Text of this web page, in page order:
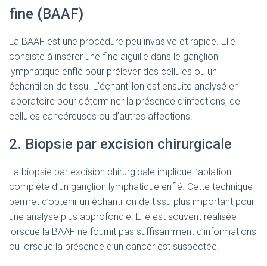
fine (BAAF)
La BAAF est une procédure peu invasive et rapide. Elle
consiste à insérer une fine aiguille dans le ganglion
lymphatique enflé pour prélever des cellules ou un
échantillon de tissu. L’échantillon est ensuite analysé en
laboratoire pour déterminer la présence d’infections, de
cellules cancéreuses ou d’autres affections.
2. Biopsie par excision chirurgicale
La biopsie par excision chirurgicale implique l’ablation
complète d’un ganglion lymphatique enflé. Cette technique
permet d’obtenir un échantillon de tissu plus important pour
une analyse plus approfondie. Elle est souvent réalisée
lorsque la BAAF ne fournit pas suffisamment d’informations
ou lorsque la présence d’un cancer est suspectée.